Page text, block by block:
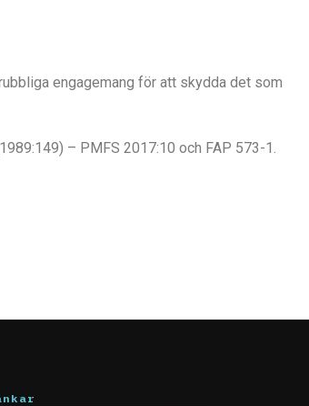
engagemang för att skydda det som
– PMFS 2017:10 och FAP 573-1.